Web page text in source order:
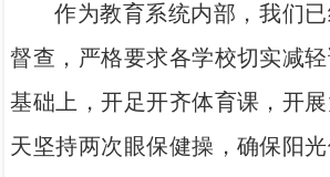
作为教育系统内部，我们
督查，严格要求各学校切实减
基础上，开足开齐体育课，开
天坚持两次眼保健操，确保阳